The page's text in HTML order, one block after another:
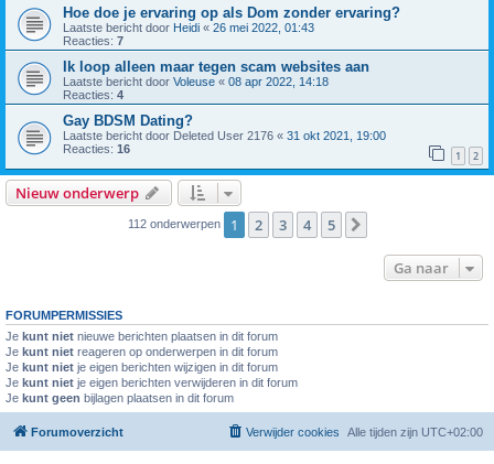
Hoe doe je ervaring op als Dom zonder ervaring?
Laatste bericht door Heidi « 26 mei 2022, 01:43
Reacties: 7
Ik loop alleen maar tegen scam websites aan
Laatste bericht door Voleuse « 08 apr 2022, 14:18
Reacties: 4
Gay BDSM Dating?
Laatste bericht door Deleted User 2176 « 31 okt 2021, 19:00
Reacties: 16 1 2
Nieuw onderwerp
112 onderwerpen 1 2 3 4 5
Ga naar
FORUMPERMISSIES
Je kunt niet nieuwe berichten plaatsen in dit forum
Je kunt niet reageren op onderwerpen in dit forum
Je kunt niet je eigen berichten wijzigen in dit forum
Je kunt niet je eigen berichten verwijderen in dit forum
Je kunt geen bijlagen plaatsen in dit forum
Forumoverzicht Alle tijden zijn UTC+02:00
Verwijder cookies